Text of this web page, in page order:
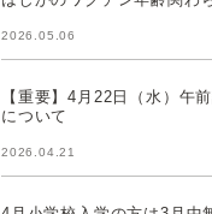
2026.05.06
【重要】4月22日（水）午
について
2026.04.21